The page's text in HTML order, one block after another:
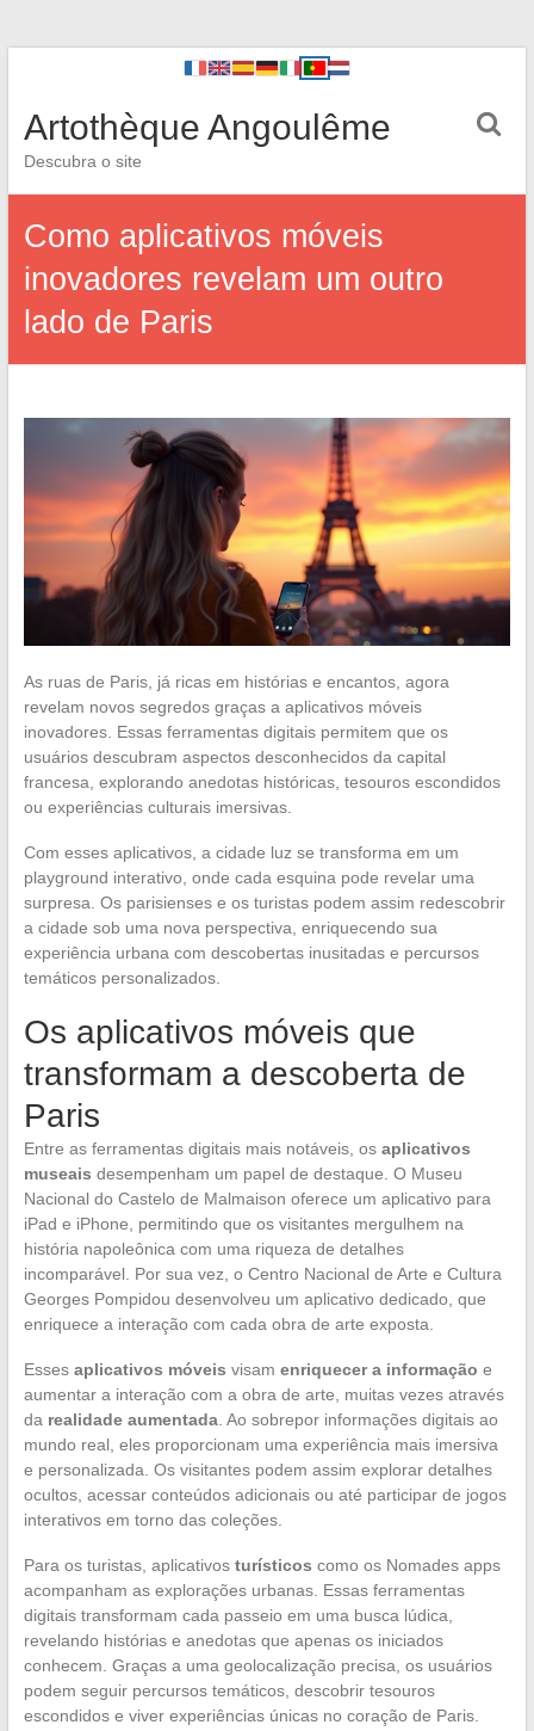
Artothèque Angoulême
Descubra o site
Como aplicativos móveis
inovadores revelam um outro
lado de Paris
As ruas de Paris, já ricas em histórias e encantos, agora
revelam novos segredos graças a aplicativos móveis
inovadores. Essas ferramentas digitais permitem que os
usuários descubram aspectos desconhecidos da capital
francesa, explorando anedotas históricas, tesouros escondidos
ou experiências culturais imersivas.
Com esses aplicativos, a cidade luz se transforma em um
playground interativo, onde cada esquina pode revelar uma
surpresa. Os parisienses e os turistas podem assim redescobrir
a cidade sob uma nova perspectiva, enriquecendo sua
experiência urbana com descobertas inusitadas e percursos
temáticos personalizados.
Os aplicativos móveis que
transformam a descoberta de
Paris
Entre as ferramentas digitais mais notáveis, os aplicativos
museais desempenham um papel de destaque. O Museu
Nacional do Castelo de Malmaison oferece um aplicativo para
iPad e iPhone, permitindo que os visitantes mergulhem na
história napoleônica com uma riqueza de detalhes
incomparável. Por sua vez, o Centro Nacional de Arte e Cultura
Georges Pompidou desenvolveu um aplicativo dedicado, que
enriquece a interação com cada obra de arte exposta.
Esses aplicativos móveis visam enriquecer a informação e
aumentar a interação com a obra de arte, muitas vezes através
da realidade aumentada. Ao sobrepor informações digitais ao
mundo real, eles proporcionam uma experiência mais imersiva
e personalizada. Os visitantes podem assim explorar detalhes
ocultos, acessar conteúdos adicionais ou até participar de jogos
interativos em torno das coleções.
Para os turistas, aplicativos turísticos como os Nomades apps
acompanham as explorações urbanas. Essas ferramentas
digitais transformam cada passeio em uma busca lúdica,
revelando histórias e anedotas que apenas os iniciados
conhecem. Graças a uma geolocalização precisa, os usuários
podem seguir percursos temáticos, descobrir tesouros
escondidos e viver experiências únicas no coração de Paris.